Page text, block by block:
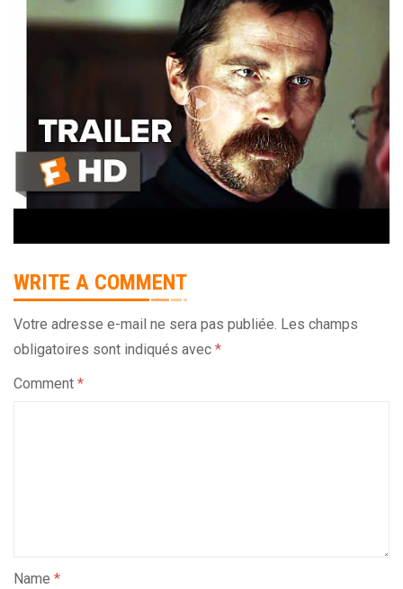
WRITE A COMMENT
Votre adresse e-mail ne sera pas publiée. Les champs
obligatoires sont indiqués avec *
Comment *
Name *